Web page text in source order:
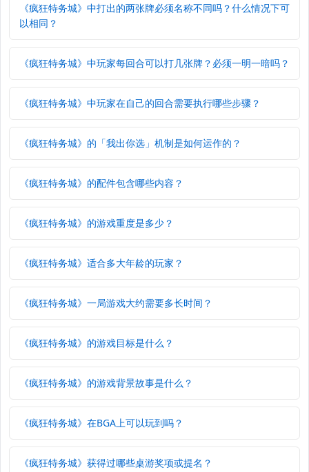
《疯狂特务城》中打出的两张牌必须名称不同吗？什么情况下可
以相同？
《疯狂特务城》中玩家每回合可以打几张牌？必须一明一暗吗？
《疯狂特务城》中玩家在自己的回合需要执行哪些步骤？
《疯狂特务城》的「我出你选」机制是如何运作的？
《疯狂特务城》的配件包含哪些内容？
《疯狂特务城》的游戏重度是多少？
《疯狂特务城》适合多大年龄的玩家？
《疯狂特务城》一局游戏大约需要多长时间？
《疯狂特务城》的游戏目标是什么？
《疯狂特务城》的游戏背景故事是什么？
《疯狂特务城》在BGA上可以玩到吗？
《疯狂特务城》获得过哪些桌游奖项或提名？